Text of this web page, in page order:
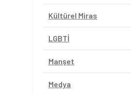
Kültürel Miras
LGBTİ
Manşet
Medya